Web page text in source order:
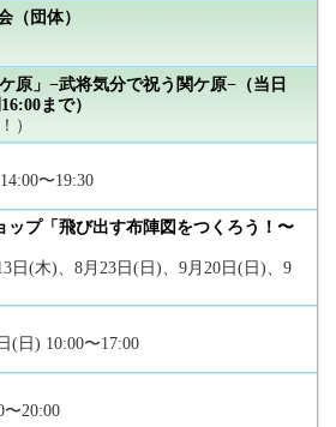
（団体）
原」−武将気分で祝う関ケ原−（当日
まで）
）
〜19:30
ップ「飛び出す布陣図をつくろう！〜
日(木)、8月23日(日)、9月20日(日)、9
(日) 10:00〜17:00
〜20:00